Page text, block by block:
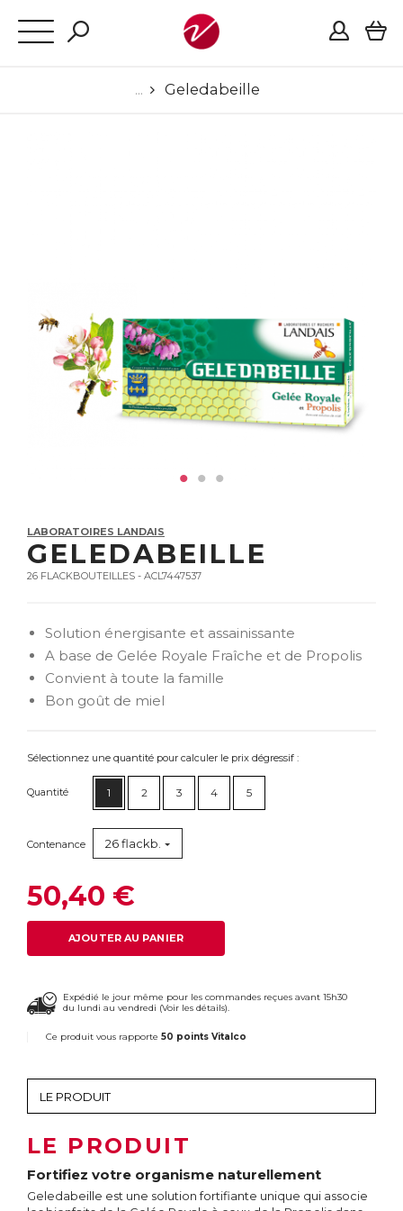
Geledabeille
LABORATOIRES LANDAIS
GELEDABEILLE
26 FLACKBOUTEILLES - ACL7447537
Solution énergisante et assainissante
A base de Gelée Royale Fraîche et de Propolis
Convient à toute la famille
Bon goût de miel
Sélectionnez une quantité pour calculer le prix dégressif :
Quantité 1 2 3 4 5
Contenance 26 flackb.
50,40 €
AJOUTER AU PANIER
Expédié le jour même pour les commandes reçues avant 15h30
du lundi au vendredi (Voir les détails).
Ce produit vous rapporte 50 points Vitalco
LE PRODUIT
Fortifiez votre organisme naturellement
Geledabeille est une solution fortifiante unique qui associe